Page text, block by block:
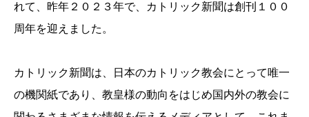
れて、昨年２０２３年で、カトリック新聞は創刊１００
周年を迎えました。
カトリック新聞は、日本のカトリック教会にとって唯一
の機関紙であり、教皇様の動向をはじめ国内外の教会に